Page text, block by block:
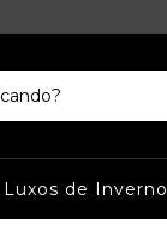
Luxos de Inverno